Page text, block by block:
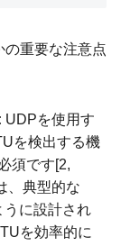
の重要な注意点
UDPを使用す
を検出する機
須です[2,
、典型的な
うに設計され
を効率的に